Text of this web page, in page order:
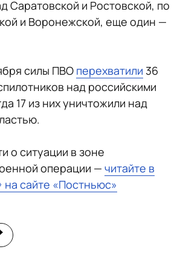
Саратовской и Ростовской, по
и Воронежской, еще один —
силы ПВО перехватили 36
над российскими
17 из них уничтожили над
о ситуации в зоне
операции — читайте в
сайте «Постньюс»